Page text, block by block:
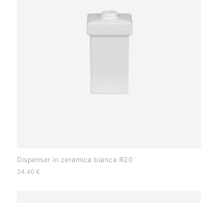
Dispenser in ceramica bianca R20
24,40 €